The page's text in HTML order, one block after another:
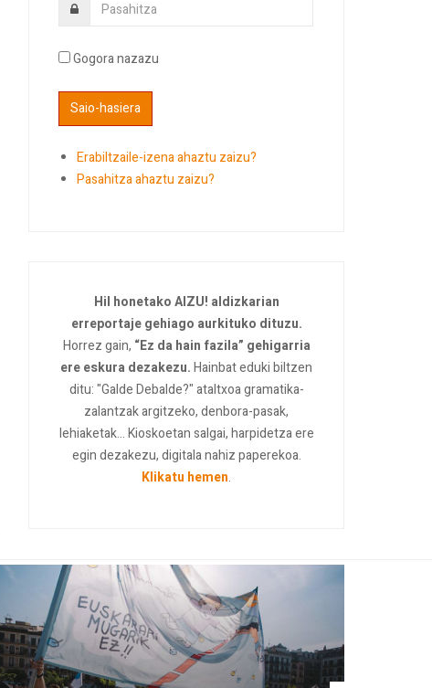
Gogora nazazu
Erabiltzaile-izena ahaztu zaizu?
Pasahitza ahaztu zaizu?
Hil honetako AIZU! aldizkarian
erreportaje gehiago aurkituko dituzu.
Horrez gain, “Ez da hain fazila” gehigarria
ere eskura dezakezu.Hainbat eduki biltzen
ditu: "Galde Debalde?" ataltxoa gramatika-
zalantzak argitzeko, denbora-pasak,
lehiaketak... Kioskoetan salgai, harpidetza ere
egin dezakezu, digitala nahiz paperekoa.
Klikatu hemen.